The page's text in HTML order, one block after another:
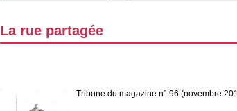
La rue partagée
Tribune du magazine n° 96 (novembre